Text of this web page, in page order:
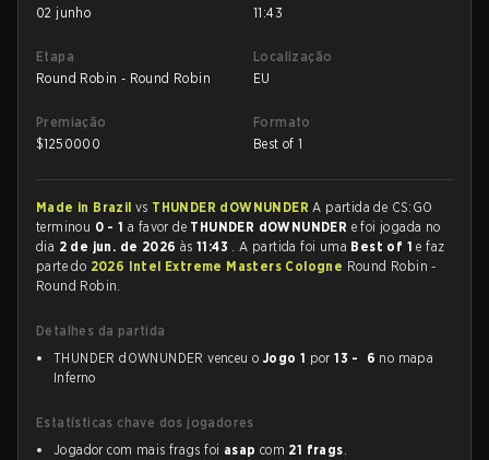
02 junho
11:43
Etapa
Round Robin - Round Robin
Localização
EU
Premiação
$1250000
Formato
Best of 1
Made in Brazil vs THUNDER dOWNUNDERA partida de CS:GO
terminou 0 - 1 a favor de THUNDER dOWNUNDER e foi jogada no
dia 2 de jun. de 2026 às11:43 . A partida foi uma Best of 1e faz
parte do 2026 Intel Extreme Masters Cologne Round Robin -
Round Robin.
Detalhes da partida
THUNDER dOWNUNDER venceu o Jogo 1 por13 - 6 no mapa
Inferno
Estatísticas chave dos jogadores
Jogador com mais frags foi asap com 21 frags.